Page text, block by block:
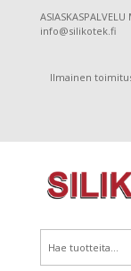
info@silikotek.fi
Ilmainen